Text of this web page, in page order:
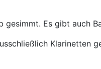
gesimmt. Es gibt auch
Klarinetten